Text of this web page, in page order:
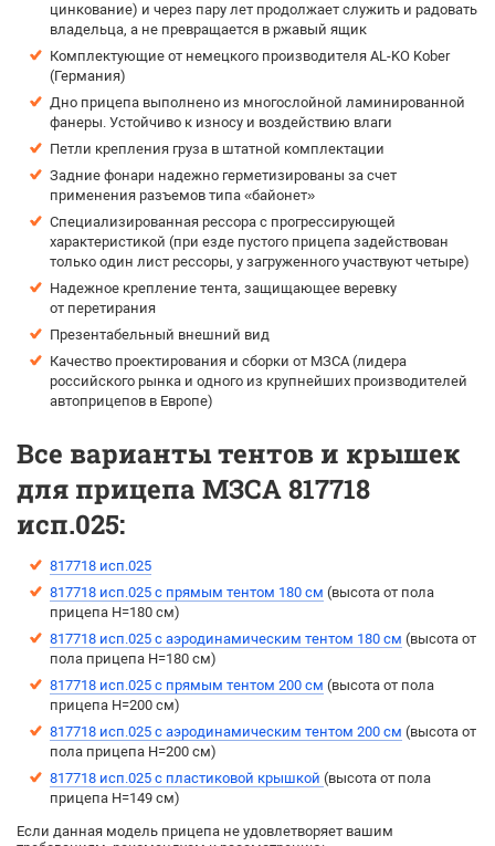
цинкование) и через пару лет продолжает служить и радовать
владельца, а не превращается в ржавый ящик
Комплектующие от немецкого производителя AL-KO Kober
(Германия)
Дно прицепа выполнено из многослойной ламинированной
фанеры. Устойчиво к износу и воздействию влаги
Петли крепления груза в штатной комплектации
Задние фонари надежно герметизированы за счет
применения разъемов типа «байонет»
Специализированная рессора с прогрессирующей
характеристикой (при езде пустого прицепа задействован
только один лист рессоры, у загруженного участвуют четыре)
Надежное крепление тента, защищающее веревку
от перетирания
Презентабельный внешний вид
Качество проектирования и сборки от МЗСА (лидера
российского рынка и одного из крупнейших производителей
автоприцепов в Европе)
Все варианты тентов и крышек
для прицепа МЗСА 817718
исп.025:
817718 исп.025
817718 исп.025 с прямым тентом 180 см (высота от пола
прицепа H=180 см)
817718 исп.025 с аэродинамическим тентом 180 см (выcота от
пола прицепа H=180 см)
817718 исп.025 с прямым тентом 200 см (высота от пола
прицепа H=200 см)
817718 исп.025 с аэродинамическим тентом 200 см (выcота от
пола прицепа H=200 см)
817718 исп.025 с пластиковой крышкой (высота от пола
прицепа H=149 см)
Если данная модель прицепа не удовлетворяет вашим